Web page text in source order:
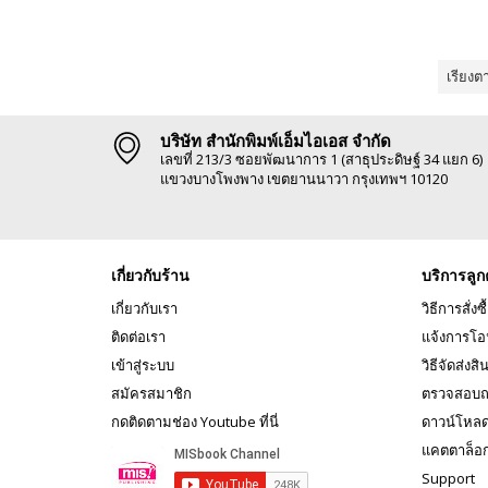
เรียง
บริษัท สำนักพิมพ์เอ็มไอเอส จำกัด
เลขที่ 213/3 ซอยพัฒนาการ 1 (สาธุประดิษฐ์ 34 แยก 6)
แขวงบางโพงพาง เขตยานนาวา กรุงเทพฯ 10120
เกี่ยวกับร้าน
เกี่ยวกับเรา
ติดต่อเรา
เข้าสู่ระบบ
สมัครสมาชิก
กดติดตามช่อง Youtube ที่นี่
บริการลู
วิธีการสั่ง
แจ้งการโ
วิธีจัดส่งสิ
ตรวจสอบ
ดาวน์โหล
แคตตาล็อ
Support